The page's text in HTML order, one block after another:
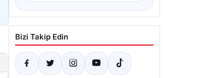
Bizi Takip Edin